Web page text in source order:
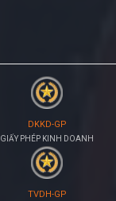
DKKD-GP
GIẤY PHÉP KINH DOANH
TVDH-GP